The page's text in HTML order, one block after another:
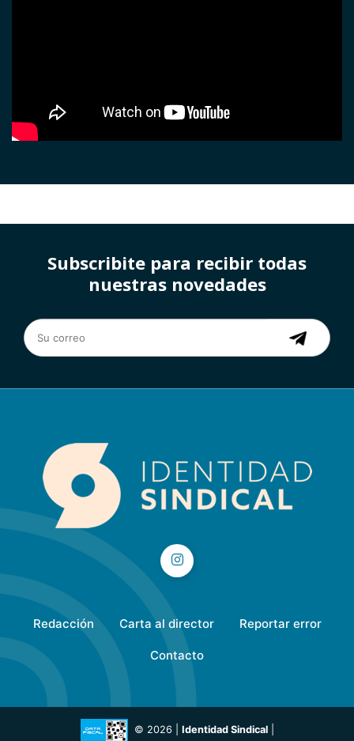
Subscribite para recibir todas
nuestras novedades
Redacción Carta al director Reportar error
Contacto
© 2026 | Identidad Sindical|